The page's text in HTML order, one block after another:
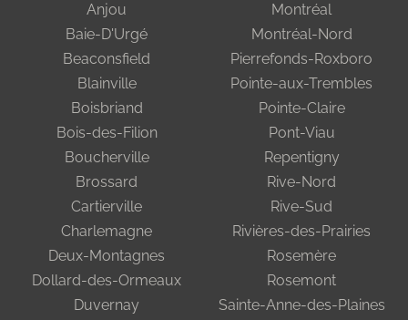
Anjou
Baie-D'Urgé
Beaconsfield
Blainville
Boisbriand
Bois-des-Filion
Boucherville
Brossard
Cartierville
Charlemagne
Deux-Montagnes
Dollard-des-Ormeaux
Duvernay
Montréal
Montréal-Nord
Pierrefonds-Roxboro
Pointe-aux-Trembles
Pointe-Claire
Pont-Viau
Repentigny
Rive-Nord
Rive-Sud
Rivières-des-Prairies
Rosemère
Rosemont
Sainte-Anne-des-Plaines